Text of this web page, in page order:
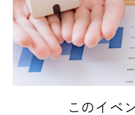
このイベ